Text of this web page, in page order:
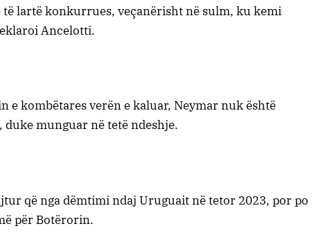
të lartë konkurrues, veçanërisht në sulm, ku kemi
Ancelotti.
kombëtares verën e kaluar, Neymar nuk është
munguar në tetë ndeshje.
që nga dëmtimi ndaj Uruguait në tetor 2023, por po
për Botërorin.